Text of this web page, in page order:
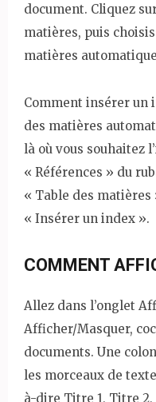
document. Cliquez
matières, puis
matières
Comment insérer un
des matières
là où vous souhaitez
« Références » du
« Table des matières
« Insérer un index ».
COMMENT
Allez dans l’onglet
Afficher/Masquer,
documents. Une
les morceaux de
à-dire Titre 1, Titre